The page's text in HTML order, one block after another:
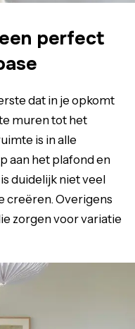
perfect
dat in je opkomt
muren tot het
is in alle
aan het plafond en
duidelijk niet veel
creëren. Overigens
zorgen voor variatie